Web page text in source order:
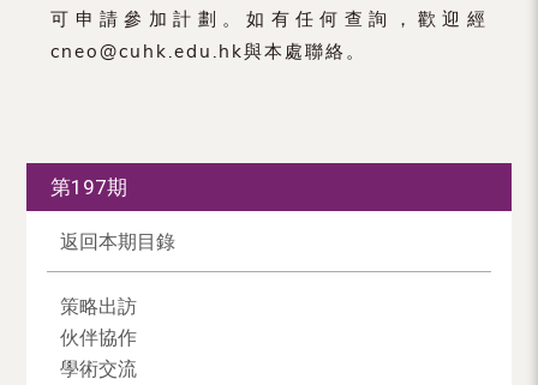
可申請參加計劃。如有任何查詢，歡迎經
cneo@cuhk.edu.hk與本處聯絡。
第197期
返回本期目錄
策略出訪
伙伴協作
學術交流